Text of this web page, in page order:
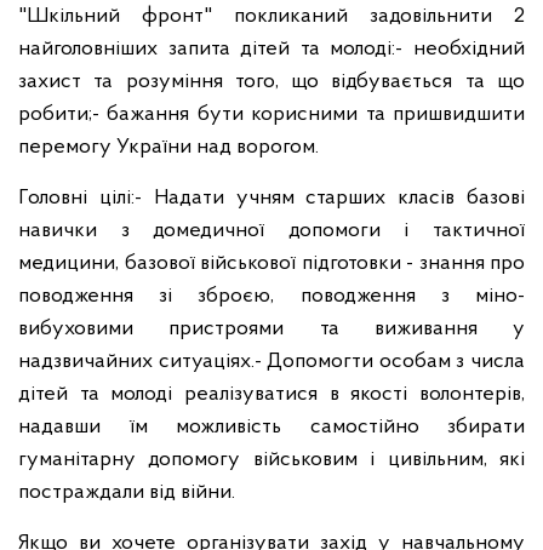
"Шкільний фронт" покликаний задовільнити 2
найголовніших запита дітей та молоді:- необхідний
захист та розуміння того, що відбувається та що
робити;- бажання бути корисними та пришвидшити
перемогу України над ворогом.
Головні цілі:- Надати учням старших класів базові
навички з домедичної допомоги і тактичної
медицини, базової військової підготовки - знання про
поводження зі зброєю, поводження з міно-
вибуховими пристроями та виживання у
надзвичайних ситуаціях.- Допомогти особам з числа
дітей та молоді реалізуватися в якості волонтерів,
надавши їм можливість самостійно збирати
гуманітарну допомогу військовим і цивільним, які
постраждали від війни.
Якщо ви хочете організувати захід у навчальному